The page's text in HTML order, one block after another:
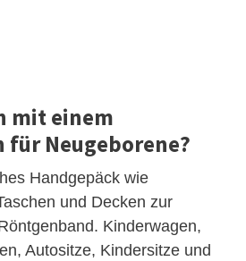
mit einem
für Neugeborene?
Handgepäck wie
und Decken zur
Kinderwagen,
Autositze, Kindersitze und